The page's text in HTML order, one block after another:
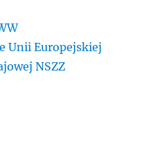
Unii Europejskiej
NSZZ